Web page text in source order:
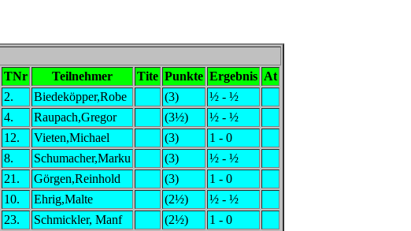
TNr Teilnehmer Tite Punkte Ergebnis At
2. Biedeköpper,Robe (3)
½ - ½
4. Raupach,Gregor (3½)
½ - ½
12. Vieten,Michael (3)
1 - 0
8. Schumacher,Marku (3)
½ - ½
21. Görgen,Reinhold (3)
1 - 0
10. Ehrig,Malte (2½)
½ - ½
23. Schmickler, Manf (2½)
1 - 0